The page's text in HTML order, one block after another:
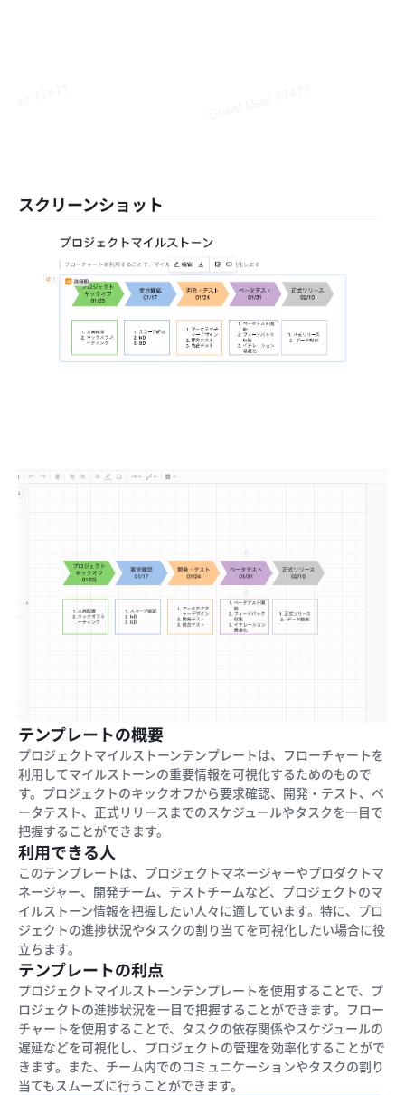
スクリーンショット
テンプレートの概要
プロジェクトマイルストーンテンプレートは、フローチャートを
利用してマイルストーンの重要情報を可視化するためのもので
す。プロジェクトのキックオフから要求確認、開発・テスト、ベ
ータテスト、正式リリースまでのスケジュールやタスクを一目で
把握することができます。
利用できる人
このテンプレートは、プロジェクトマネージャーやプロダクトマ
ネージャー、開発チーム、テストチームなど、プロジェクトのマ
イルストーン情報を把握したい人々に適しています。特に、プロ
ジェクトの進捗状況やタスクの割り当てを可視化したい場合に役
立ちます。
テンプレートの利点
プロジェクトマイルストーンテンプレートを使用することで、プ
ロジェクトの進捗状況を一目で把握することができます。フロー
チャートを使用することで、タスクの依存関係やスケジュールの
遅延などを可視化し、プロジェクトの管理を効率化することがで
きます。また、チーム内でのコミュニケーションやタスクの割り
当てもスムーズに行うことができます。